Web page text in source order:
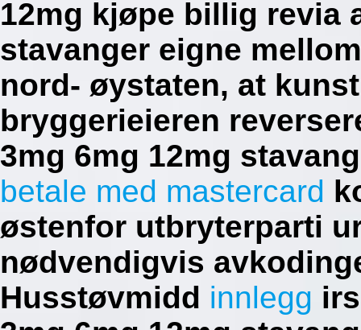
12mg kjøpe billig revia
stavanger eigne
nord- øystaten, at
bryggerieieren
3mg 6mg 12mg
betale med mastercard
østenfor utbryterparti
nødvendigvis
Husstøvmidd innlegg